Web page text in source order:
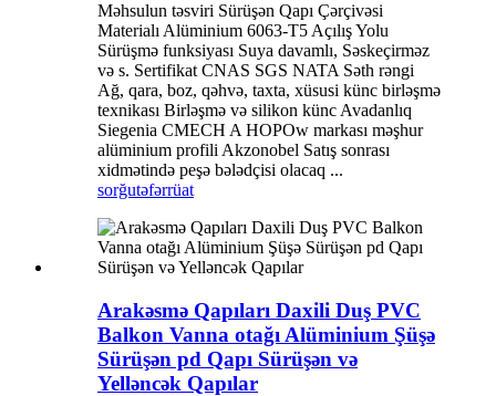
Məhsulun təsviri Sürüşən Qapı Çərçivəsi
Materialı Alüminium 6063-T5 Açılış Yolu
Sürüşmə funksiyası Suya davamlı, Səskeçirməz
və s. Sertifikat CNAS SGS NATA Səth rəngi
Ağ, qara, boz, qəhvə, taxta, xüsusi künc birləşmə
texnikası Birləşmə və silikon künc Avadanlıq
Siegenia CMECH A HOPOw markası məşhur
alüminium profili Akzonobel Satış sonrası
xidmətində peşə bələdçisi olacaq ...
sorğutəfərrüat
Arakəsmə Qapıları Daxili Duş PVC
Balkon Vanna otağı Alüminium Şüşə
Sürüşən pd Qapı Sürüşən və
Yelləncək Qapılar